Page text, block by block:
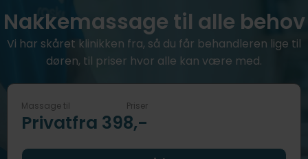
Nakkemassage til alle behov
Vi har skåret klinikken fra, så du får behandleren lige til
døren, til priser hvor alle kan være med.
Massage til
Privat
Priser
fra 398,-